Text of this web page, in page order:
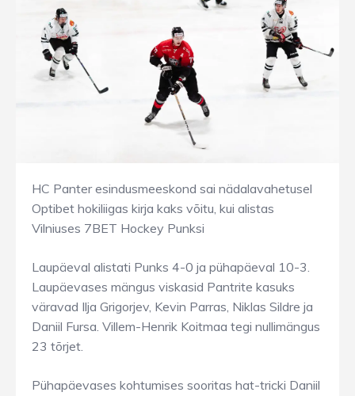
HC Panter esindusmeeskond sai nädalavahetusel
Optibet hokiliigas kirja kaks võitu, kui alistas
Vilniuses 7BET Hockey Punksi
Laupäeval alistati Punks 4-0 ja pühapäeval 10-3.
Laupäevases mängus viskasid Pantrite kasuks
väravad Ilja Grigorjev, Kevin Parras, Niklas Sildre ja
Daniil Fursa. Villem-Henrik Koitmaa tegi nullimängus
23 tõrjet.
Pühapäevases kohtumises sooritas hat-tricki Daniil